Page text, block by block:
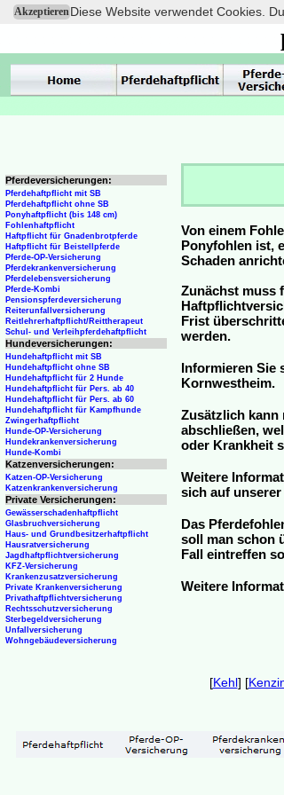
AkzeptierenDiese Website verwendet Cookies.
Von einem
Ponyfohlen ist,
Schaden
Zunächst muss
Frist
werden.
Informieren Sie
Kornwestheim.
Zusätzlich kann
abschließen,
oder Krankheit
Weitere
sich auf unserer
Das
soll man schon
Fall eintreffen
Weitere
Pferdeversicherungen:
Pferdehaftpflicht mit SB
Pferdehaftpflicht ohne SB
Ponyhaftpflicht (bis 148 cm)
Fohlenhaftpflicht
Haftpflicht für Gnadenbrotpferde
Haftpflicht für Beistellpferde
Pferde-OP-Versicherung
Pferdekrankenversicherung
Pferdelebensversicherung
Pferde-Kombi
Pensionspferdeversicherung
Reiterunfallversicherung
Reitlehrerhaftpflicht/Reittherapeut
Schul- und Verleihpferdehaftpflicht
Hundeversicherungen:
Hundehaftpflicht mit SB
Hundehaftpflicht ohne SB
Hundehaftpflicht für 2 Hunde
Hundehaftpflicht für Pers. ab 40
Hundehaftpflicht für Pers. ab 60
Hundehaftpflicht für Kampfhunde
Zwingerhaftpflicht
Hunde-OP-Versicherung
Hundekrankenversicherung
Hunde-Kombi
Katzenversicherungen:
Katzen-OP-Versicherung
Katzenkrankenversicherung
Private Versicherungen:
Gewässerschadenhaftpflicht
Glasbruchversicherung
Haus- und Grundbesitzerhaftpflicht
Hausratversicherung
Jagdhaftpflichtversicherung
KFZ-Versicherung
Krankenzusatzversicherung
Private Krankenversicherung
Privathaftpflichtversicherung
Rechtsschutzversicherung
Sterbegeldversicherung
Unfallversicherung
Wohngebäudeversicherung
[Kehl] [